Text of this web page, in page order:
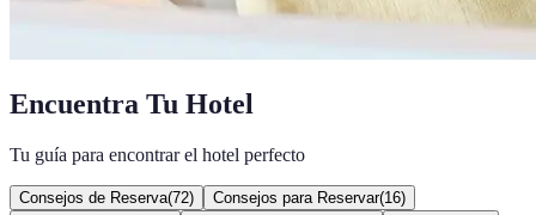
Encuentra Tu Hotel
Tu guía para encontrar el hotel perfecto
Consejos de Reserva(72) Consejos para Reservar(16)